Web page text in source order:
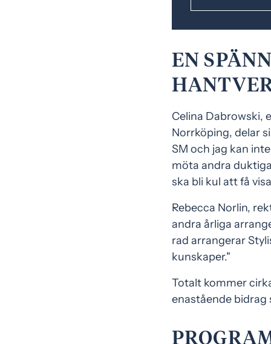
EN
Celina Dabrowski,
Norrköping, delar
SM och jag kan
möta andra
ska bli kul att få
Rebecca Norlin,
andra årliga
rad arrangerar
kunskaper."
Totalt kommer
enastående bidrag